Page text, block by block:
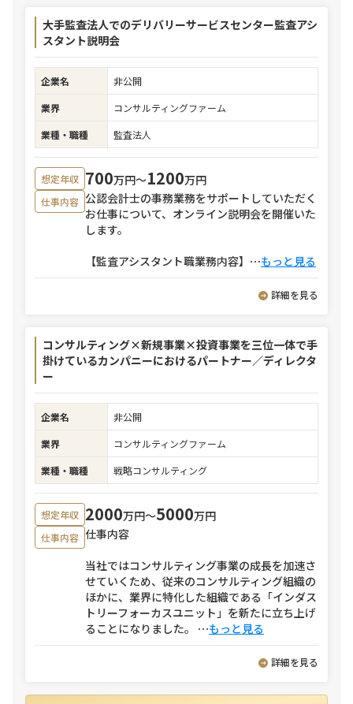
大手監査法人でのデリバリーサービスセンター監査アシ
スタント説明会
企業名
非公開
業界
コンサルティングファーム
業種・職種
監査法人
想定年収 700万円〜1200万円
仕事内容 公認会計士の事務業務をサポートしていただく
お仕事について、オンライン説明会を開催いた
します。
【監査アシスタント職業務内容】 ⋯もっと見る
詳細を見る
コンサルティング×新規事業×投資事業を三位一体で手
掛けているカンパニーにおけるパートナー／ディレクタ
ー
企業名
非公開
業界
コンサルティングファーム
業種・職種
戦略コンサルティング
想定年収 2000万円〜5000万円
仕事内容 仕事内容
当社ではコンサルティング事業の成長を加速さ
せていくため、従来のコンサルティング組織の
ほかに、業界に特化した組織である「インダス
トリーフォーカスユニット」を新たに立ち上げ
ることになりました。 ⋯もっと見る
詳細を見る